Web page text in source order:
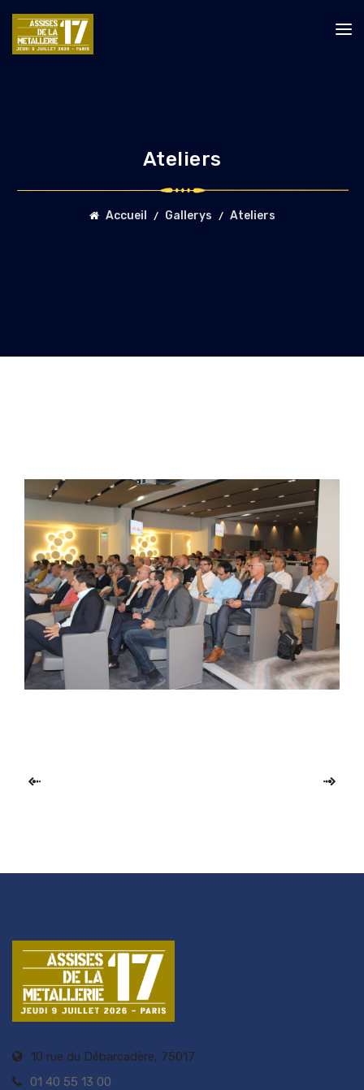
Ateliers
Accueil Gallerys Ateliers
10 rue du Débarcadère, 75017
01 40 55 13 00